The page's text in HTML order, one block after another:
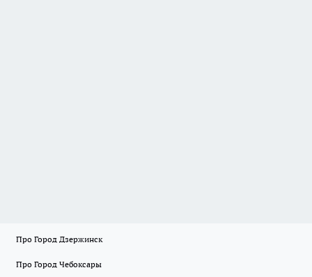
Про Город Дзержинск
Про Город Чебоксары